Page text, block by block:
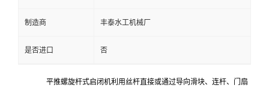
制造商 丰泰水工机械厂
是否进口 否
平推螺旋杆式启闭机利用丝杆直接或通过导向滑块、连杆、门扇